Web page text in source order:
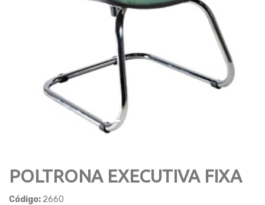
POLTRONA EXECUTIVA FIXA
Código: 2660